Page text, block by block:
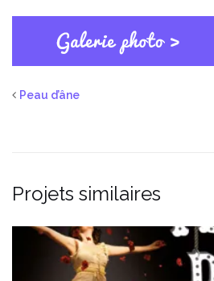
Peau d’âne
Projets similaires